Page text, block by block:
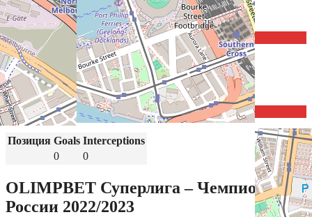
СГАУ-Саратов Саратов 28
ЦСКА Москва
Позиция Goals Interceptions
0
0
СГАУ-Саратов Саратов
Позиция Goals Interceptions
0
0
OLIMPBET Суперлига – Чемпионат
России 2022/2023